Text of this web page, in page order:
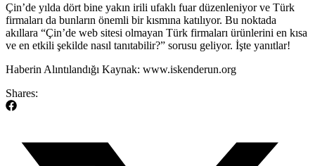
​Çin’de yılda dört bine yakın irili ufaklı fuar düzenleniyor ve Türk
firmaları da bunların önemli bir kısmına katılıyor. Bu noktada
akıllara “Çin’de web sitesi olmayan Türk firmaları ürünlerini en kısa
ve en etkili şekilde nasıl tanıtabilir?” sorusu geliyor. İşte yanıtlar!
​Haberin Alıntılandığı Kaynak: www.iskenderun.org
Shares: